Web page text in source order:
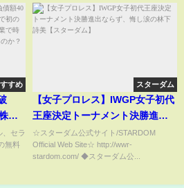
すめ
で
ッ
た
、セラ
無料
スターダム
【女子プロレス】IWGP女子初代
王座決定トーナメント決勝進出
ならず、悔し涙の林下詩美【ス
ターダム】
☆スターダム公式サイト/STARDOM
Official Web Site☆ http://wwr-
stardom.com/ ◆スターダム公...